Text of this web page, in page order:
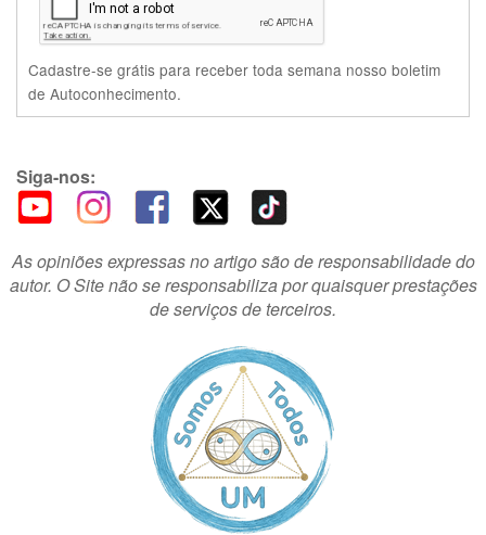
Cadastre-se grátis para receber toda semana nosso boletim
de Autoconhecimento.
Siga-nos:
As opiniões expressas no artigo são de responsabilidade do
autor. O Site não se responsabiliza por quaisquer prestações
de serviços de terceiros.